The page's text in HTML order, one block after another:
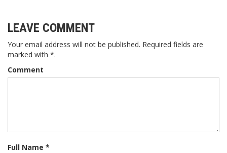
LEAVE COMMENT
Your email address will not be published. Required fields are
marked with *.
Comment
Full Name *